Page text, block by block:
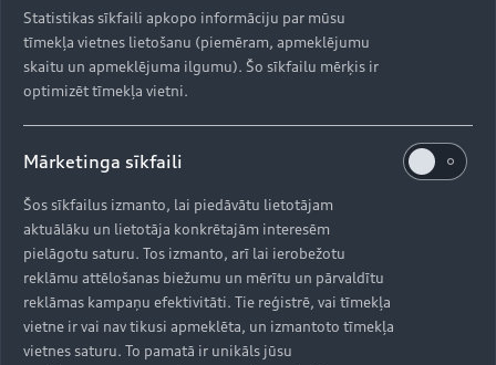
Statistikas sīkfaili apkopo informāciju par mūsu
tīmekļa vietnes lietošanu (piemēram, apmeklējumu
skaitu un apmeklējuma ilgumu). Šo sīkfailu mērķis ir
optimizēt tīmekļa vietni.
Mārketinga sīkfaili
Šos sīkfailus izmanto, lai piedāvātu lietotājam
aktuālāku un lietotāja konkrētajām interesēm
pielāgotu saturu. Tos izmanto, arī lai ierobežotu
reklāmu attēlošanas biežumu un mērītu un pārvaldītu
reklāmas kampaņu efektivitāti. Tie reģistrē, vai tīmekļa
vietne ir vai nav tikusi apmeklēta, un izmantoto tīmekļa
vietnes saturu. To pamatā ir unikāls jūsu